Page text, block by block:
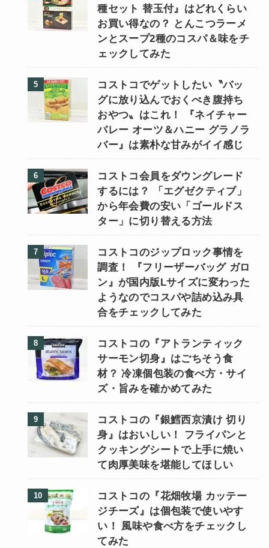
種セット 替玉付』はどれくらい
お買い得なの？ とんこつラーメ
ンとスープ2種のコスパ＆味をチ
ェックしてみた
コストコでゲットしたい〝バッ
グに放り込んでおくべき腹持ち
おやつ〟はこれ！ 『ネイチャー
バレー オーツ＆ハニー グラノラ
バー』は素朴な甘みがイイ感じ
コストコ会員をダウングレード
するには？ 「エグゼクティブ」
から年会費の安い「ゴールドス
ター」に切り替える方法
コストコのジップロック事情を
調査！ 『フリーザーバッグ ガロ
ン』が国内版Lサイズに変わった
ようなのでコスパや詰め込み具
合をチェックしてみた
コストコの『アトランティック
サーモン切身』はごちそう食
材？ 冷凍個包装の食べ方・サイ
ズ・旨みを確かめてみた
コストコの『銀鱈西京漬け 切り
身』はおいしい！ フライパンと
クッキングシートで上手に焼い
て肉厚美味を堪能してほしい
コストコの『花畑牧場 カッテー
ジチーズ』は個包装で使いやす
い！ 風味や食べ方をチェックし
てみた